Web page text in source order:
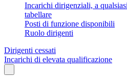
Incarichi dirigenziali, a
tabellare
Posti di funzione disponibili
Ruolo dirigenti
Dirigenti cessati
Incarichi di elevata qualificazione